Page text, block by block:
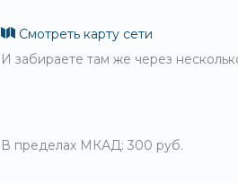
Смотреть карту сети
И забираете там же через
В пределах МКАД: 300 руб.